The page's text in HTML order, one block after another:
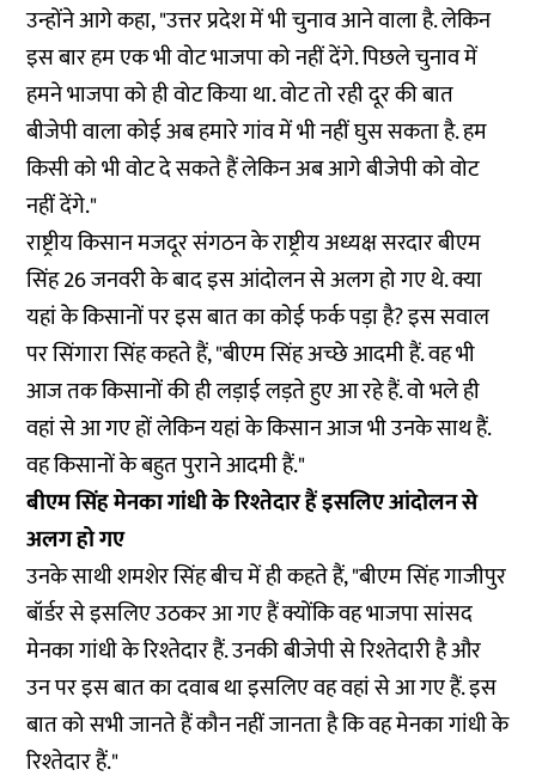
उन्होंने आगे कहा, "उत्तर प्रदेश में भी चुनाव आने वाला है. लेकिन
इस बार हम एक भी वोट भाजपा को नहीं देंगे. पिछले चुनाव में
हमने भाजपा को ही वोट किया था. वोट तो रही दूर की बात
बीजेपी वाला कोई अब हमारे गांव में भी नहीं घुस सकता है. हम
किसी को भी वोट दे सकते हैं लेकिन अब आगे बीजेपी को वोट
नहीं देंगे."
राष्ट्रीय किसान मजदूर संगठन के राष्ट्रीय अध्यक्ष सरदार बीएम
सिंह 26 जनवरी के बाद इस आंदोलन से अलग हो गए थे. क्या
यहां के किसानों पर इस बात का कोई फर्क पड़ा है? इस सवाल
पर सिंगारा सिंह कहते हैं, "बीएम सिंह अच्छे आदमी हैं. वह भी
आज तक किसानों की ही लड़ाई लड़ते हुए आ रहे हैं. वो भले ही
वहां से आ गए हों लेकिन यहां के किसान आज भी उनके साथ हैं.
वह किसानों के बहुत पुराने आदमी हैं."
बीएम सिंह मेनका गांधी के रिश्तेदार हैं इसलिए आंदोलन से
अलग हो गए
उनके साथी शमशेर सिंह बीच में ही कहते हैं, "बीएम सिंह गाजीपुर
बॉर्डर से इसलिए उठकर आ गए हैं क्योंकि वह भाजपा सांसद
मेनका गांधी के रिश्तेदार हैं. उनकी बीजेपी से रिश्तेदारी है और
उन पर इस बात का दवाब था इसलिए वह वहां से आ गए हैं. इस
बात को सभी जानते हैं कौन नहीं जानता है कि वह मेनका गांधी के
रिश्तेदार हैं."